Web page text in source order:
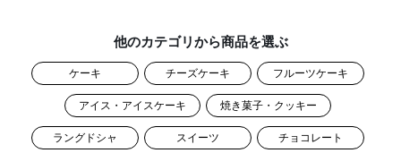
他のカテゴリから商品を選ぶ
ケーキ チーズケーキ フルーツケーキ
アイス・アイスケーキ 焼き菓子・クッキー
ラングドシャ スイーツ チョコレート